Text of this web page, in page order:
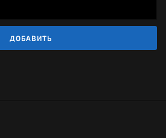
ДОБАВИТЬ